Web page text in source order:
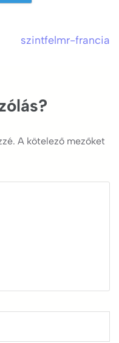
szintfelmr-francia
A kötelező mezőket